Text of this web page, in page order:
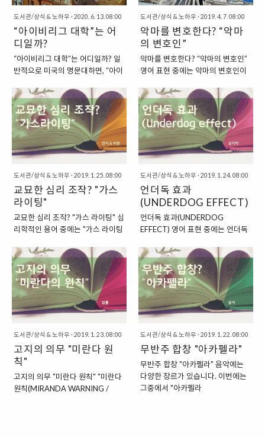
을 길러주는 지식의 축으로 여겨진
다. 처음에는 각 과목이 독립적으로
여겨졌지만, 점차 이들 분야가 서로
긴밀하게 연결되어 있다는 사실이
인식되면서, 교육의 흐름도 바뀌기
시작했다. 이제 STEM은 하나의 개
념이자 철학으로 자리 잡았고, 21세
기 인재상을 이야기할 때 빼놓을 수
없는 키워드가 되었다. 왜 STEM이
중요한가STEM은 단지 공부를 잘
하기 위해 필요한 분야가 아니다. 이
과목들은 우리가 살아가는 세..
와 다르게 “마쿠도나루도(マクドナ
ルド)”로 쓰이고 있지요. 일본 맥도
날드 이름은 이제 우리나라에 잘 알
려져 있을 것이라고 생각합니다. 옛
날부터 크게 화제가 되었었으니까
요. “중국 맥도날드의 이름은 무엇
일까?” 그렇다면, 한중일 3국 중에
서 한국 맥도날드의 이름과 일본 맥
도날드의 이름을 알아보았는데요.
중국에서는 맥도날드를 어떻게 부
르고 있을까요? 중국에서는 특별한
이름을 사용하고 있습니다. 이전까
지..
도서관/상식 & 노하우 · 2020. 6. 13. 08:00
“아이비리그 대학”는 어
디일까?
“아이비리그 대학”는 어디일까? 일
반적으로 미국의 명문대하면, “아이
다. 하지만, 아이비리그에 정확히 어
떤 대학들이 포진하고 있는지는 잘
알지 못합니다. 이번에는 아이비리
그 대학에 대해서 한 번 살펴보도록
하겠습니다. “아이비리그는 어디에
서 왔는가?” 아이비리그는 미국 역
지역 내에 있는 여덟 개의 사랍대학
으로 구성된 스포츠 리그에서 출발
했습니다. 1870년에 이들 대학들
일부 간의 운동 경기 연맹이 구성되
기 시작하여, 1930년에는 이들 대
자는 협약이 맺어지게 되었습니다.
최초에는 학교 뿐만 아니라, 육사
(Army), 해사(Navy), 그리고 건국
이전에 설립되어 오랜 역사를 자랑
하는 “럿거스 대학교,..
도서관/상식 & 노하우 · 2019. 4. 7. 08:00
악마를 변호한다? “악마
의 변호인”
악마를 변호한다? “악마의 변호인”
영어 표현 중에는 악마의 변호인이
인이라는 말은 영어로는 “THE
DEVIL’S ADVOCATE”으로 사용하
고 있지요. 이번에는 이렇게 우리말
개념에는 없는 개념이라고 할 수 있
는 악마의 변호인이라는 표현에 대
해서 한 번 살펴보도록 하겠습니다.
으로 비판하는 역할을 하는, 악마의
변호인” 악마의 변호인은 특정한 사
안에 대해서 회의적인 시각을 가지
고 회의에 참여하는 사람을 말합니
다. 특정한 의견이나 아이디어를 검
증하기 위해서 일부러 이렇게 회의
에서 한 사람을 “악마의 변호인”으
로 지정해서 의견을 검증하기도 하
는데요. 이 경우, 이러한 역할을 맡
은 사람을 바로 “악마의 변호인,
THE DEVIL’S ADVO..
도서관/상식 & 노하우 · 2019. 1. 25. 08:00
교묘한 심리 조작? "가스
라이팅"
교묘한 심리 조작? "가스 라이팅" 심
리학적인 용어 중에는 "가스 라이팅
있습니다. 이 용어를 문자 그대로 옮
겨보면, "가스등을 켜는 것"이라고
볼 수 있는데요. 하지만, 이 용어는
가스등과는 크게 관련은 없답니다.
단지, 이 표현이 "가스등(GAS
LIGHT)"라는 연극에서 유래했기
는 것이지요. "타인의 심리 혹은 상
황을 교묘하게 조작해서 타인에 대
한 지배력을 강화하는 행동" 가스
라이팅은 타인의 심리나 상황 등을
교묘하게 조작해서 상대가 스스로
를 의심하도록 만들어서 타인에 대
도서관/상식 & 노하우 · 2019. 1. 24. 08:00
언더독 효과
(UNDERDOG EFFECT)
언더독 효과(UNDERDOG
EFFECT) 영어 표현 중에는 언더독
니다. 이 표현의 원래 의미는 "싸움
에서 져서 바닥에 깔린 개"라는 의
미를 가지는 표현인데요. 그래서 패
배자, 혹은 약자를 비유적으로 가리
키는 표현입니다. 반대로 위에 올라
타서 누르고 있는 개는 "오버독
DOG)"이라고 불렀지요. 이렇게 강
아지가 깔린 모습에서 나온 "언더
독"이라는 표현은 한 단계 더 나아
가서 "사회적인 약자"를 가리키는
의미로 사용이 되기도 한답니다.
도서관/상식 & 노하우 · 2019. 1. 23. 08:00
고지의 의무 "미란다 원
칙"
고지의 의무 "미란다 원칙" "미란다
원칙(MIRANDA WARNING /
도서관/상식 & 노하우 · 2019. 1. 22. 08:00
무반주 합창 "아카펠라"
무반주 합창 "아카펠라" 음악에는
다양한 장르가 있습니다. 이번에는
그중에서 "아카펠라